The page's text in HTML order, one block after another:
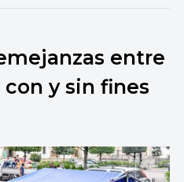
entre
y sin fines